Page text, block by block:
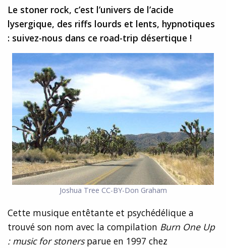
Le stoner rock, c’est l’univers de l’acide
lysergique, des riffs lourds et lents, hypnotiques
: suivez-nous dans ce road-trip désertique !
Joshua Tree CC-BY-Don Graham
Cette musique entêtante et psychédélique a
trouvé son nom avec la compilation Burn One Up
: music for stonersparue en 1997 chez